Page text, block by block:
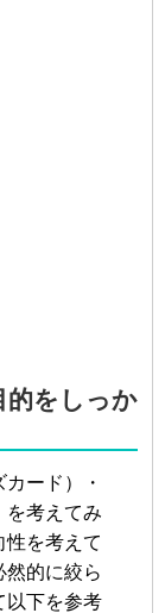
的をしっか
ード）・
を考えてみ
性を考えて
然的に絞ら
以下を参考